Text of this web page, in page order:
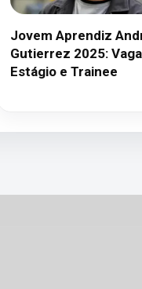
Jovem Aprendiz
Gutierrez 2025:
Estágio e Trainee